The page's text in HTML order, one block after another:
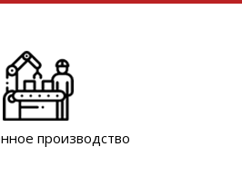
производство